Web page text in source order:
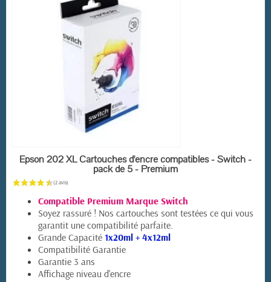
EN STOCK
Epson 202 XL Cartouches d'encre compatibles - Switch -
pack de 5 - Premium
Compatible Premium Marque Switch
Soyez rassuré ! Nos cartouches sont testées ce qui vous
garantit une compatibilité parfaite.
Grande Capacité 1x20ml + 4x12ml
Compatibilité Garantie
Garantie 3 ans
Affichage niveau d'encre